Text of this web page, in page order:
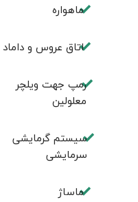
ماهواره
اتاق عروس و داماد
رمپ جهت ویلچر
معلولین
سیستم گرمایشی
سرمایشی
ماساژ